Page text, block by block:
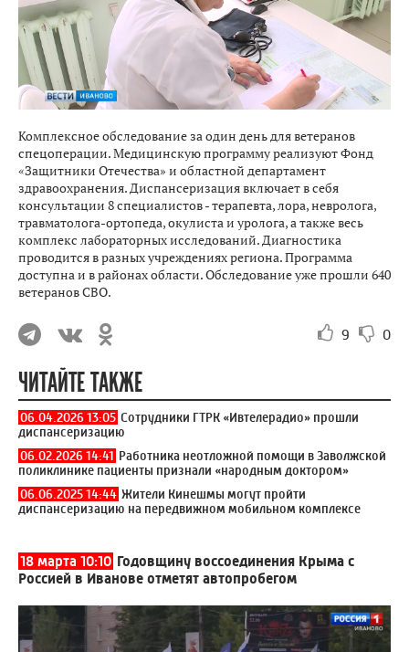
Комплексное обследование за один день для ветеранов
спецоперации. Медицинскую программу реализуют Фонд
«Защитники Отечества» и областной департамент
здравоохранения. Диспансеризация включает в себя
консультации 8 специалистов - терапевта, лора, невролога,
травматолога-ортопеда, окулиста и уролога, а также весь
комплекс лабораторных исследований. Диагностика
проводится в разных учреждениях региона. Программа
доступна и в районах области. Обследование уже прошли 640
ветеранов СВО.
9 0
ЧИТАЙТЕ ТАКЖЕ
06.04.2026 13:05 Сотрудники ГТРК «Ивтелерадио» прошли
диспансеризацию
06.02.2026 14:41 Работника неотложной помощи в Заволжской
поликлинике пациенты признали «народным доктором»
06.06.2025 14:44 Жители Кинешмы могут пройти
диспансеризацию на передвижном мобильном комплексе
18 марта 10:10 Годовщину воссоединения Крыма с
Россией в Иванове отметят автопробегом